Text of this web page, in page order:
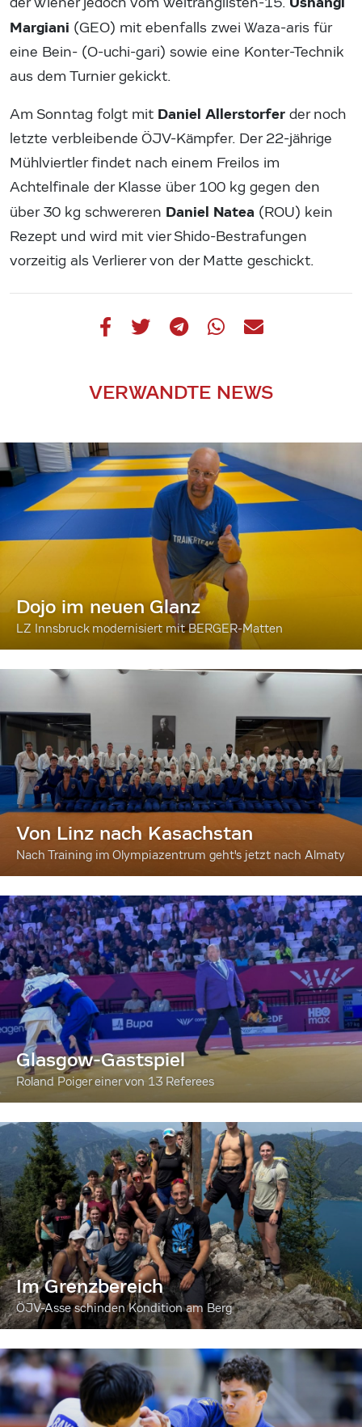
Margiani (GEO) mit ebenfalls zwei Waza-aris für
eine Bein- (O-uchi-gari) sowie eine Konter-Technik
aus dem Turnier gekickt.
Am Sonntag folgt mit Daniel Allerstorfer der noch
letzte verbleibende ÖJV-Kämpfer. Der 22-jährige
Mühlviertler findet nach einem Freilos im
Achtelfinale der Klasse über 100 kg gegen den
über 30 kg schwereren Daniel Natea (ROU) kein
Rezept und wird mit vier Shido-Bestrafungen
vorzeitig als Verlierer von der Matte geschickt.
VERWANDTE NEWS
Dojo im neuen Glanz
LZ Innsbruck modernisiert mit BERGER-Matten
Von Linz nach Kasachstan
Nach Training im Olympiazentrum geht's jetzt nach Almaty
Glasgow-Gastspiel
Roland Poiger einer von 13 Referees
Im Grenzbereich
ÖJV-Asse schinden Kondition am Berg